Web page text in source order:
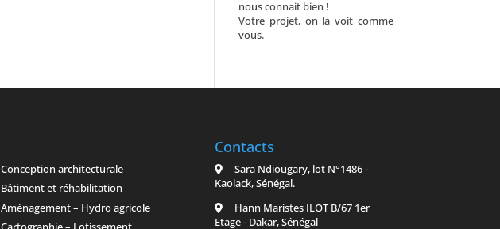
nous connait bien !
Votre projet, on la voit comme
vous.
Conception architecturale
Bâtiment et réhabilitation
Aménagement – Hydro agricole
Contacts
Sara Ndiougary, lot N°1486 -
Kaolack, Sénégal.
Hann Maristes ILOT B/67 1er
Etage - Dakar, Sénégal